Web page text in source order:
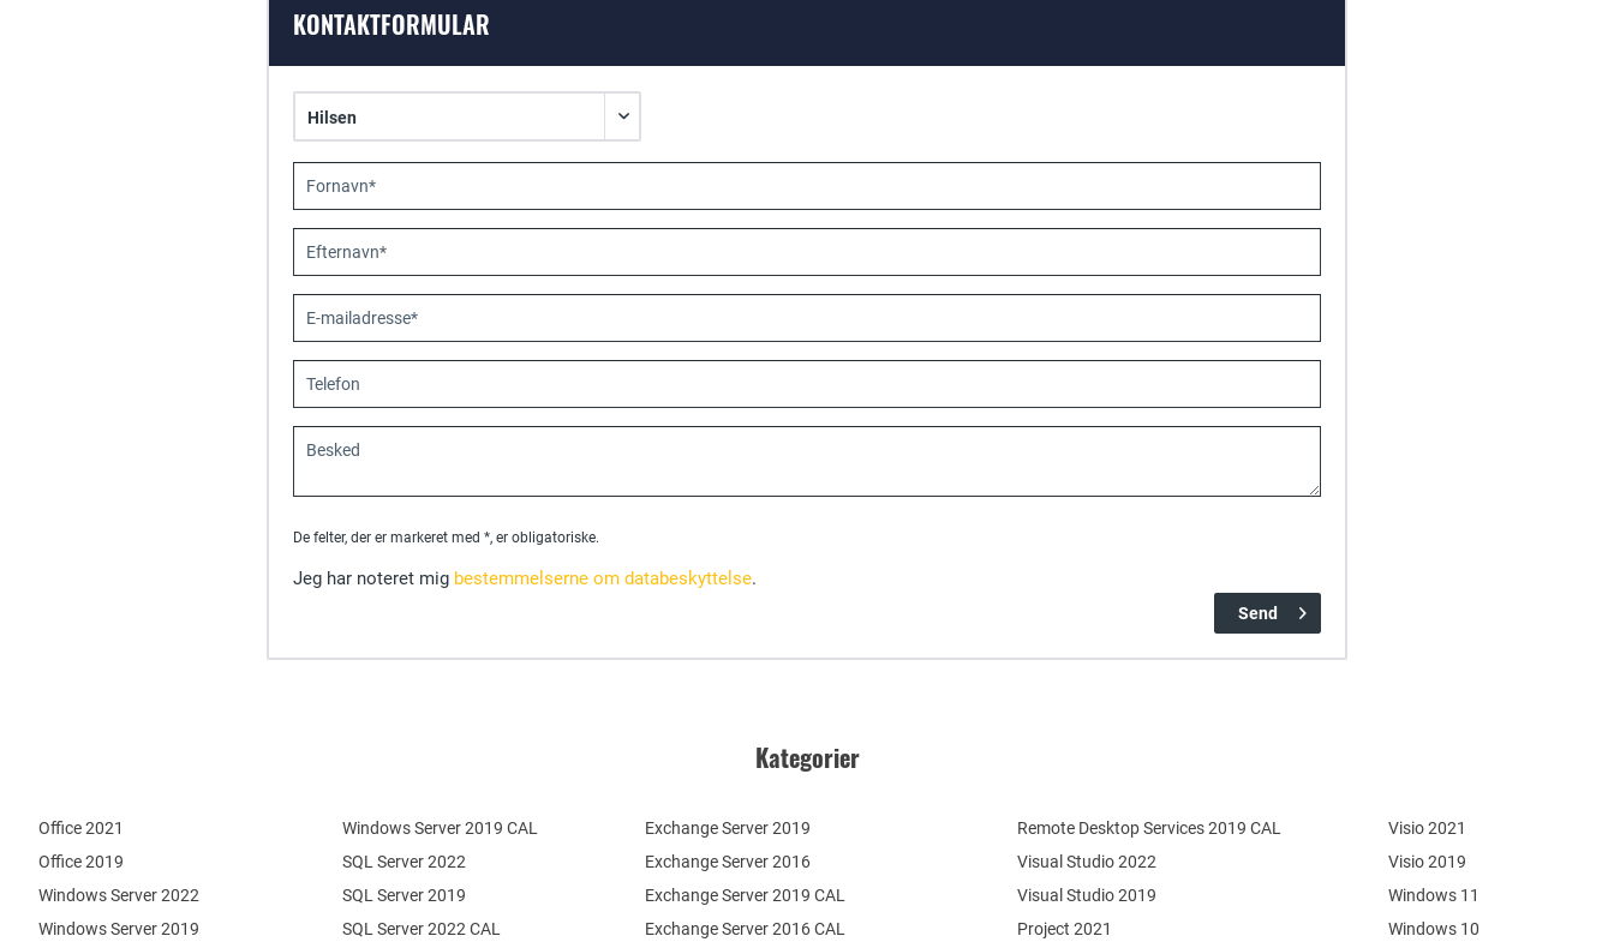
KONTAKTFORMULAR
De felter, der er markeret med *, er obligatoriske.
Jeg har noteret mig bestemmelserne om databeskyttelse.
Send
Kategorier
Office 2021
Office 2019
Windows Server 2022
Windows Server 2019
Exchange Server 2019
Exchange Server 2016
SQL Server 2022
SQL Server 2019
Windows Server 2019 CAL
SQL Server 2022 CAL
Remote Desktop Services 2019 CAL
Exchange Server 2019 CAL
Exchange Server 2016 CAL
Visual Studio 2022
Visual Studio 2019
Project 2021
Visio 2021
Visio 2019
Windows 11
Windows 10